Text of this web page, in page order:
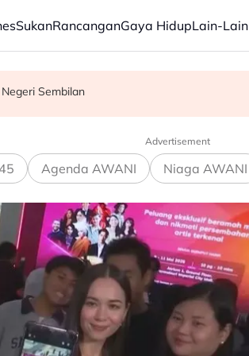
SukanRancanganGaya HidupLain-Lain
rekod pergerakan warga asing
Sembilan
dalam RCI Tabung Haji
Advertisement
Agenda AWANI Niaga AWANI